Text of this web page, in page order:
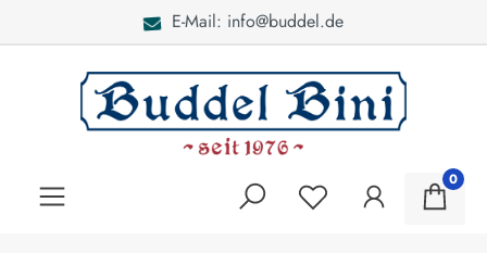
Bei Fragen: 040
0